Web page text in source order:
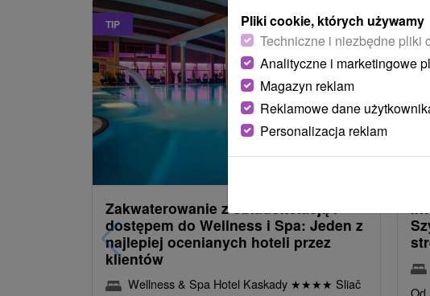
TIP
od485,30zł
Zakwaterowanie z obiadokolacją i
dostępem do Wellness i Spa: Jeden z
najlepiej ocenianych hoteli przez
klientów
Wellness & Spa Hotel Kaskady ★★★★ Sliač
Pliki cookie, których używamy
Techniczne i niezbędne pliki
Analityczne i marketingowe
Magazyn reklam
Reklamowe dane
Personalizacja reklam